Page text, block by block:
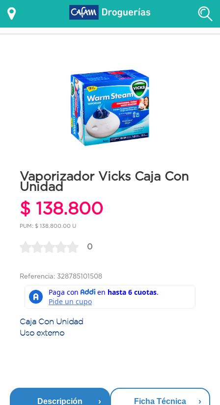
Vaporizador Vicks Caja Con
Unidad
$ 138.800
PUM: $ 138,800.00 U
0
Referencia: 328785101508
Caja Con Unidad
Uso externo
Descripción Ficha Técnica